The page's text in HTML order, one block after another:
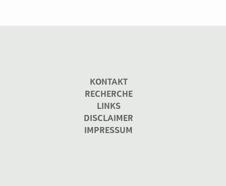
KONTAKT
RECHERCHE
LINKS
DISCLAIMER
IMPRESSUM